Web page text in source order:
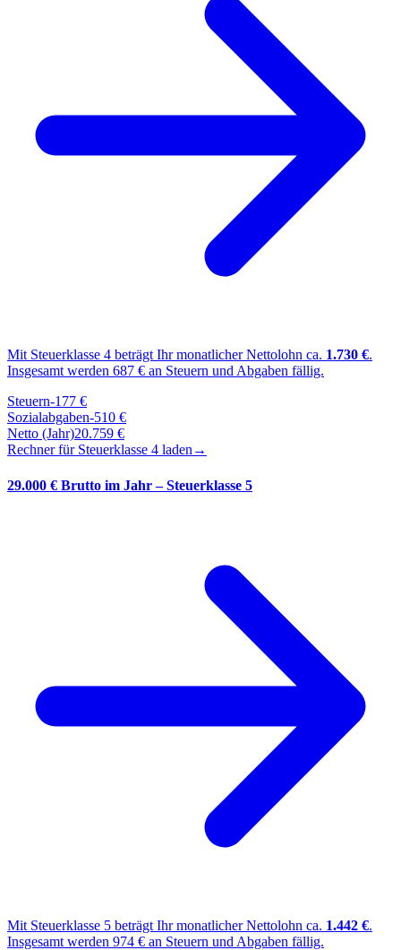
Mit Steuerklasse 4 beträgt Ihr monatlicher Nettolohn ca. 1.730 €.
Insgesamt werden 687 € an Steuern und Abgaben fällig.
Steuern-177 €
Sozialabgaben-510 €
Netto (Jahr)20.759 €
Rechner für Steuerklasse 4 laden →
29.000 € Brutto im Jahr – Steuerklasse 5
Mit Steuerklasse 5 beträgt Ihr monatlicher Nettolohn ca. 1.442 €.
Insgesamt werden 974 € an Steuern und Abgaben fällig.